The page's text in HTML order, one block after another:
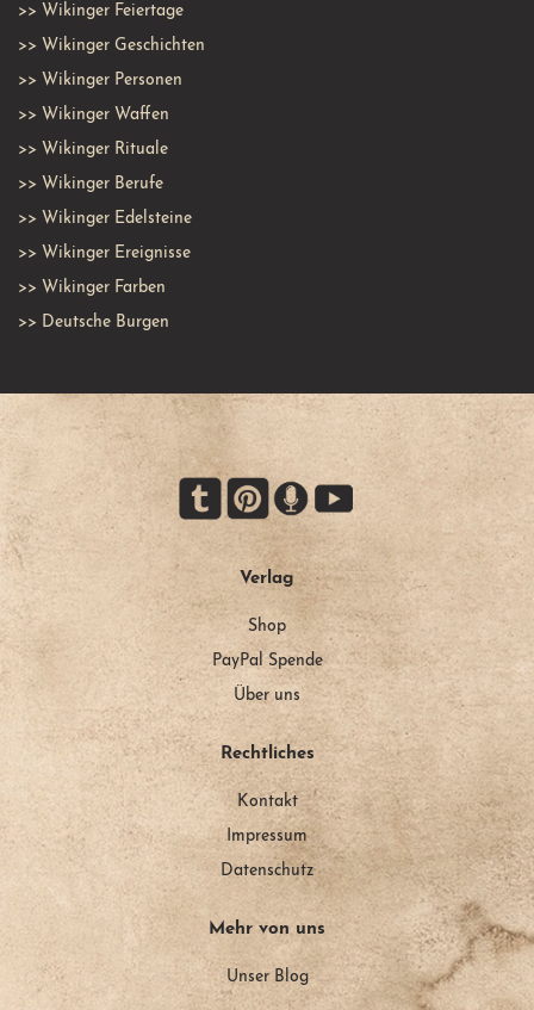
>> Wikinger Feiertage
>> Wikinger Geschichten
>> Wikinger Personen
>> Wikinger Waffen
>> Wikinger Rituale
>> Wikinger Berufe
>> Wikinger Edelsteine
>> Wikinger Ereignisse
>> Wikinger Farben
>> Deutsche Burgen
Verlag
Shop
PayPal Spende
Über uns
Rechtliches
Kontakt
Impressum
Datenschutz
Mehr von uns
Unser Blog